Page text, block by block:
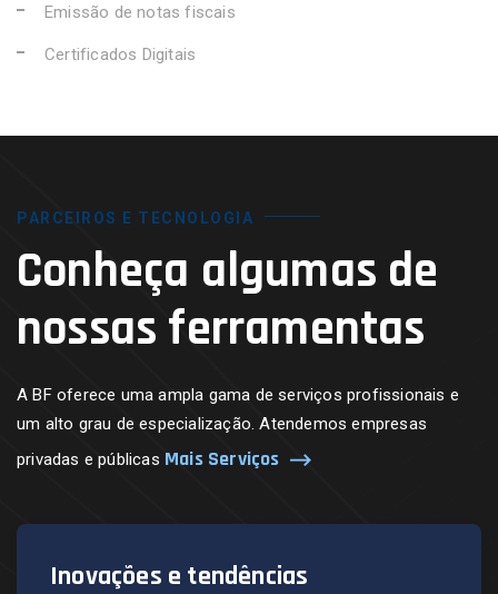
Emissão de notas fiscais
Certificados Digitais
PARCEIROS E TECNOLOGIA
Conheça algumas de
nossas ferramentas
A BF oferece uma ampla gama de serviços profissionais e
um alto grau de especialização. Atendemos empresas
privadas e públicas Mais Serviços
Inovações e tendências